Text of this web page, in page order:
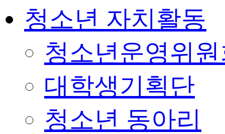
청소년 자치활동
청소년운영위
대학생기획단
청소년 동아리